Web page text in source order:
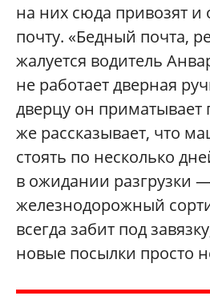
на них сюда привозят и
почту. «Бедный почта,
жалуется водитель
не работает дверная
дверцу он приматывает
же рассказывает, что
стоять по несколько
в ожидании разгрузки
железнодорожный
всегда забит под
новые посылки просто